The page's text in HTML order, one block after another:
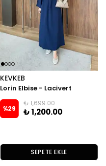
KEVKEB
Lorin Elbise - Lacivert
%29
₺ 1,699.00
₺ 1,200.00
SEPETE EKLE